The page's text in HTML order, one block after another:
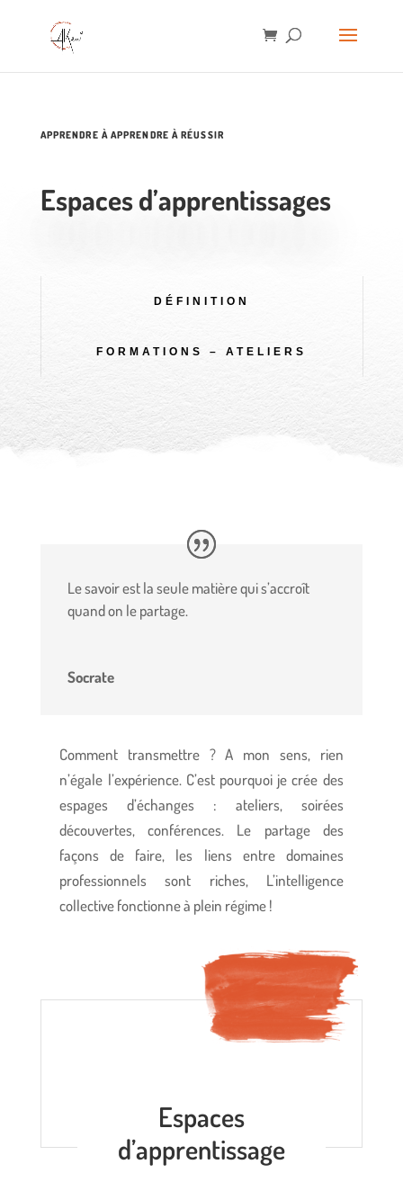
APPRENDRE À APPRENDRE À RÉUSSIR
Espaces d’apprentissages
DÉFINITION
FORMATIONS – ATELIERS
Le savoir est la seule matière qui s’accroît
quand on le partage.
Socrate
Comment transmettre ? A mon sens, rien
n’égale l’expérience. C’est pourquoi je crée des
espages d’échanges : ateliers, soirées
découvertes, conférences. Le partage des
façons de faire, les liens entre domaines
professionnels sont riches, L’intelligence
collective fonctionne à plein régime !
Espaces
d’apprentissage